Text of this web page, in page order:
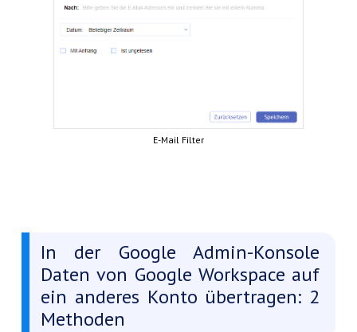
E-Mail Filter
In der Google Admin-Konsole
Daten von Google Workspace auf
ein anderes Konto übertragen: 2
Methoden